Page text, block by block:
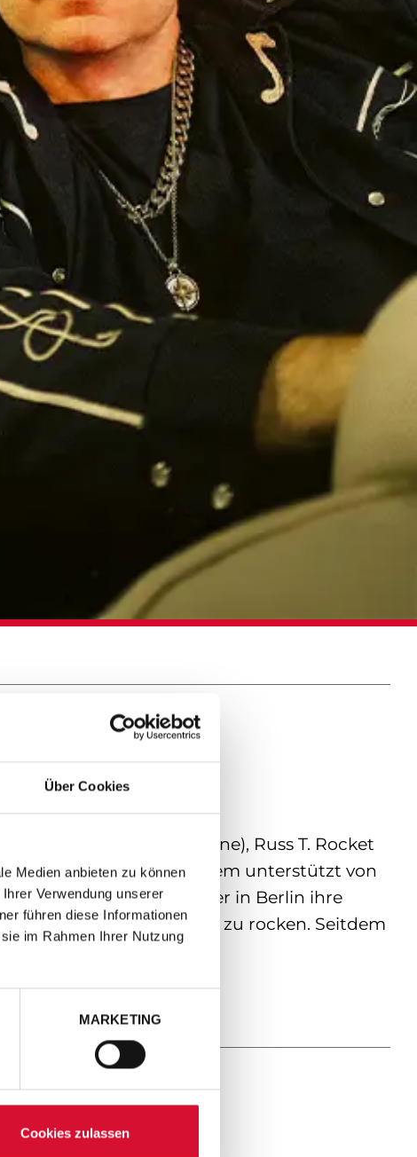
Über Cookies
Medien anbieten zu können
Verwendung unserer
führen diese Informationen
im Rahmen Ihrer Nutzung
MARKETING
Cookies zulassen
Mandoline), Russ T. Rocket
– live seit langem unterstützt von
sieben furchtlose Musiker in Berlin ihre
ahnungslose Republik zu rocken. Seitdem